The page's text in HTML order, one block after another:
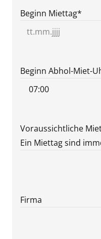
Beginn Miettag*
TT
MM
Beginn Abhol-Miet-
Voraussichtliche
Ein Miettag sind
Firma